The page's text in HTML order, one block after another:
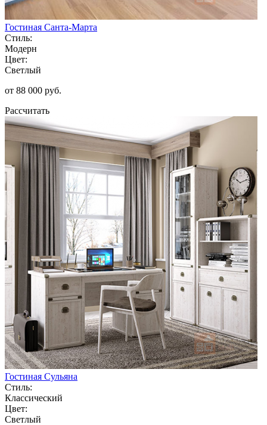
Гостиная Санта-Марта
Стиль:
Модерн
Цвет:
Светлый
от 88 000 руб.
Рассчитать
Гостиная Сульяна
Стиль:
Классический
Цвет:
Светлый